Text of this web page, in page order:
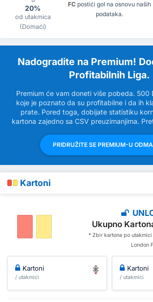
20%
od utakmica
(Domaći)
FC postići gol na osnovu naših
podataka.
Nadogradite na Premium!
Profitabilnih Liga.
Premium će vam doneti više pobeda. 500
koje je poznato da su profitabilne i da ih
prate. Pored toga, dobijate statistiku
kartona zajedno sa CSV preuzimanjima.
PRIDRUŽITE SE PREMIUM-U
Kartoni
Ukupno
* Zbir kartona po utakmici
London
Kartoni
/ utakmici
Kartoni
/ utakmici